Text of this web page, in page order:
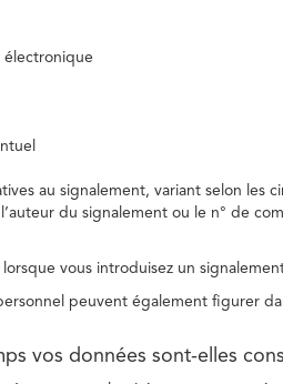
électronique
au signalement, variant selon les
du signalement ou le n° de
vous introduisez un
peuvent également figurer
vos données sont-elles